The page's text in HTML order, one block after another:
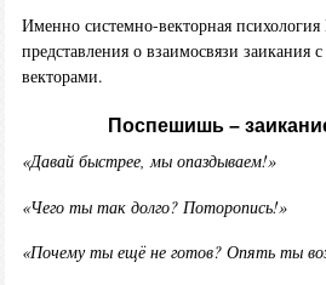
Именно системно-векторная
представления о взаимосвязи заикания
векторами.
Поспешишь –
«Давай быстрее, мы опаздываем!»
«Чего ты так долго? Поторопись!»
«Почему ты ещё не готов? Опять ты